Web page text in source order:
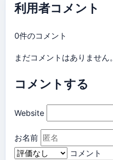
利用者コメント
0件のコメント
まだコメントはありません。
コメントする
Website
お名前
コメント